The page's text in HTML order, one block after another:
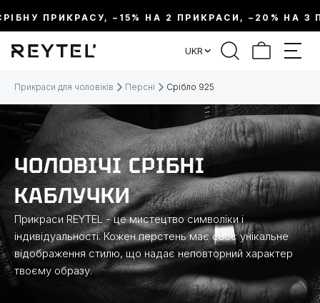
ПРИКРАСУ, –15% НА 2 ПРИКРАСИ, –20% НА 3
UKR
Прикраси для чоловіків Персні Срібло 925
ЧОЛОВІЧІ СРІБНІ
КАБЛУЧКИ
Прикраси REYTEL - це мистецтво символіки і
індивідуальності. Кожен перстень має своє унікальне
відображення стилю, що надає неповторний характер
твоєму образу.
ФІЛЬТР
МЕТАЛ
ВИД ПРИКРАСИ
КОЛЕКЦІЇ
РОЗМІР